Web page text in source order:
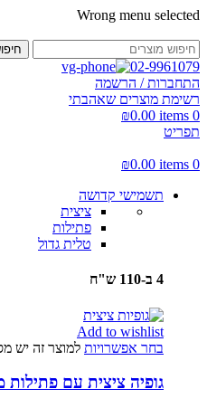
Wrong menu selected
02-9961079
התחברות / הרשמה
רשימת מוצרים שאהבתי
0
items
₪0.00
תפריט
0
items
₪0.00
תשמישי קדושה
ציצית
פתילות
טלית גדול
4 ב-110 ש"ח
Add to wishlist
בחר אפשרויות למוצר זה יש
גופיה ציצית עם פתילות